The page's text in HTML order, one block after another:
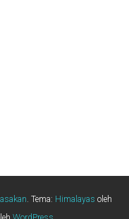
. Tema: Himalayas oleh